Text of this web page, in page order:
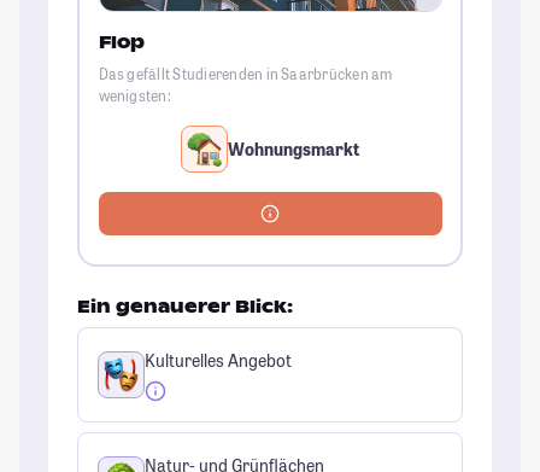
Flop
Das gefällt Studierenden in Saarbrücken am
wenigsten:
Wohnungsmarkt
Ein genauerer Blick:
Kulturelles Angebot
Natur- und Grünflächen